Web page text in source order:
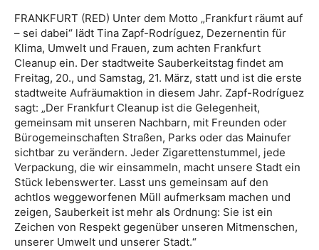
FRANKFURT (RED) Unter dem Motto „Frankfurt räumt auf
– sei dabei“ lädt Tina Zapf-Rodríguez, Dezernentin für
Klima, Umwelt und Frauen, zum achten Frankfurt
Cleanup ein. Der stadtweite Sauberkeitstag findet am
Freitag, 20., und Samstag, 21. März, statt und ist die erste
stadtweite Aufräumaktion in diesem Jahr. Zapf-Rodríguez
sagt: „Der Frankfurt Cleanup ist die Gelegenheit,
gemeinsam mit unseren Nachbarn, mit Freunden oder
Bürogemeinschaften Straßen, Parks oder das Mainufer
sichtbar zu verändern. Jeder Zigarettenstummel, jede
Verpackung, die wir einsammeln, macht unsere Stadt ein
Stück lebenswerter. Lasst uns gemeinsam auf den
achtlos weggeworfenen Müll aufmerksam machen und
zeigen, Sauberkeit ist mehr als Ordnung: Sie ist ein
Zeichen von Respekt gegenüber unseren Mitmenschen,
unserer Umwelt und unserer Stadt.“